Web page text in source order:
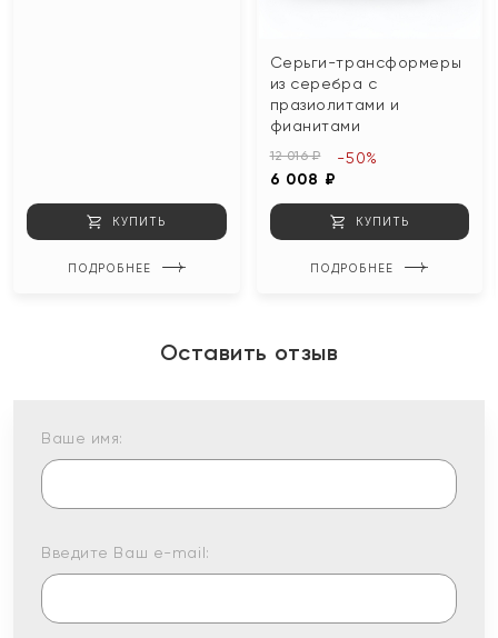
КУПИТЬ
ПОДРОБНЕЕ
Серьги-трансформеры
из серебра с
празиолитами и
фианитами
12 016 ₽
6 008 ₽
-50%
КУПИТЬ
ПОДРОБНЕЕ
Оставить отзыв
Ваше имя:
Введите Ваш e-mail: